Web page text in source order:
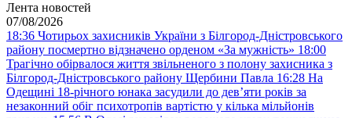
Лента новостей
07/08/2026
18:36 Чотирьох захисників України з Білгород-Дністровського
району посмертно відзначено орденом «За мужність» 18:00
Трагічно обірвалося життя звільненого з полону захисника з
Білгород-Дністровського району Щербини Павла 16:28 На
Одещині 18-річного юнака засудили до дев’яти років за
незаконний обіг психотропів вартістю у кілька мільйонів